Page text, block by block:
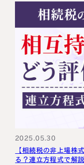
2025.05.30
【相続税の非上場株
る？連立方程式で解